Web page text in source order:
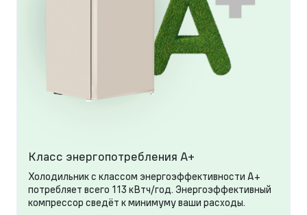
Класс энергопотребления А+
Холодильник с классом энергоэффективности А+
потребляет всего 113 кВтч/год. Энергоэффективный
компрессор сведёт к минимуму ваши расходы.